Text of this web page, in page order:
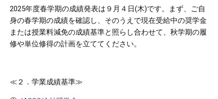
2025年度春学期の成績発表は９月４日(木)です。まず、ご自
身の春学期の成績を確認し、そのうえで現在受給中の奨学金
または授業料減免の成績基準と照らし合わせて、秋学期の履
修や単位修得の計画を立ててください。
≪２．学業成績基準≫